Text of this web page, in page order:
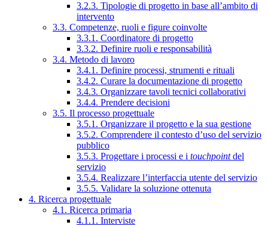
3.2.3. Tipologie di progetto in base all’ambito di
intervento
3.3. Competenze, ruoli e figure coinvolte
3.3.1. Coordinatore di progetto
3.3.2. Definire ruoli e responsabilità
3.4. Metodo di lavoro
3.4.1. Definire processi, strumenti e rituali
3.4.2. Curare la documentazione di progetto
3.4.3. Organizzare tavoli tecnici collaborativi
3.4.4. Prendere decisioni
3.5. Il processo progettuale
3.5.1. Organizzare il progetto e la sua gestione
3.5.2. Comprendere il contesto d’uso del servizio
pubblico
3.5.3. Progettare i processi e i touchpointdel
servizio
3.5.4. Realizzare l’interfaccia utente del servizio
3.5.5. Validare la soluzione ottenuta
4. Ricerca progettuale
4.1. Ricerca primaria
4.1.1. Interviste